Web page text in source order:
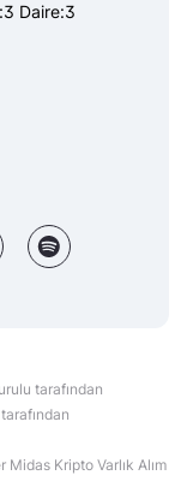
Daire:3
tarafından
Kripto Varlık Alım